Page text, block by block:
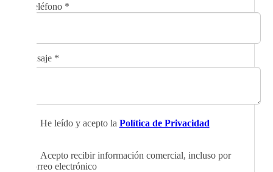
Teléfono *
Mensaje *
He leído y acepto la Política de Privacidad
Acepto recibir información comercial, incluso por
correo electrónico